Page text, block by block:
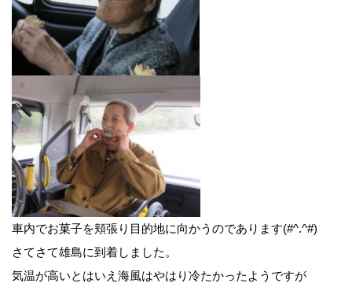
車内でお菓子を頬張り目的地に向かうのであります(#^.^#)
さてさて雄島に到着しました。
気温が高いとはいえ海風はやはり冷たかったようですが